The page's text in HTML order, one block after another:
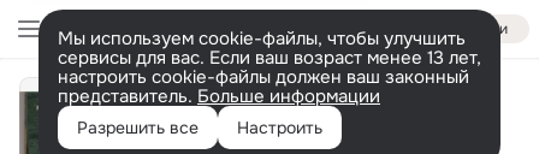
Войти
Мы используем cookie-файлы, чтобы улучшить
сервисы для вас. Если ваш возраст менее 13 лет,
настроить cookie-файлы должен ваш законный
представитель. Больше информации
Разрешить все Настроить
Блатная жизнь